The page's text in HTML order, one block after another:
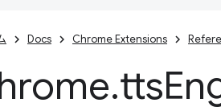
Docs Chrome Extensions
.tts